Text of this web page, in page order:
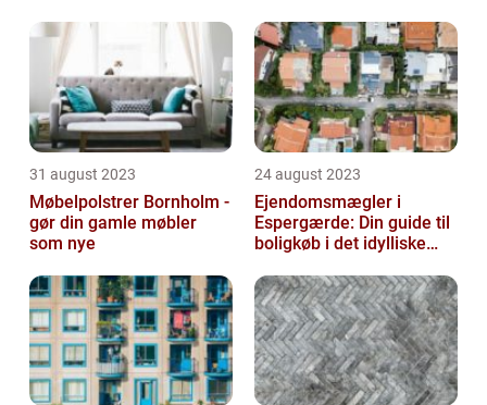
31 august 2023
Møbelpolstrer Bornholm -
gør din gamle møbler
som nye
24 august 2023
Ejendomsmægler i
Espergærde: Din guide til
boligkøb i det idylliske